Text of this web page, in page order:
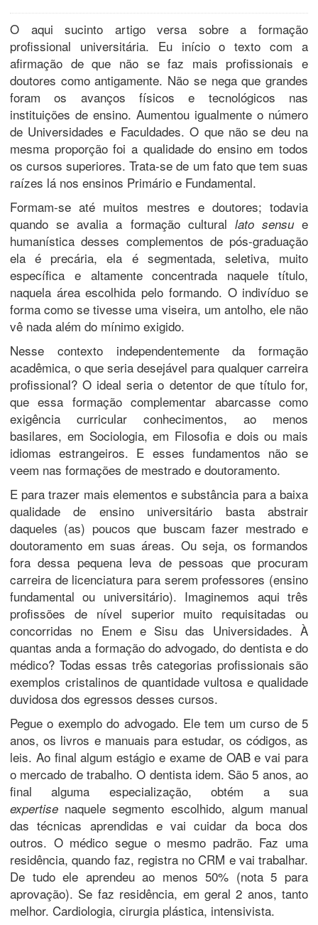
O aqui sucinto artigo versa sobre a formação
profissional universitária. Eu início o texto com a
afirmação de que não se faz mais profissionais e
doutores como antigamente. Não se nega que grandes
foram os avanços físicos e tecnológicos nas
instituições de ensino. Aumentou igualmente o número
de Universidades e Faculdades. O que não se deu na
mesma proporção foi a qualidade do ensino em todos
os cursos superiores. Trata-se de um fato que tem suas
raízes lá nos ensinos Primário e Fundamental.
Formam-se até muitos mestres e doutores; todavia
quando se avalia a formação cultural lato sensue
humanística desses complementos de pós-graduação
ela é precária, ela é segmentada, seletiva, muito
específica e altamente concentrada naquele título,
naquela área escolhida pelo formando. O indivíduo se
forma como se tivesse uma viseira, um antolho, ele não
vê nada além do mínimo exigido.
Nesse contexto independentemente da formação
acadêmica, o que seria desejável para qualquer carreira
profissional? O ideal seria o detentor de que título for,
que essa formação complementar abarcasse como
exigência curricular conhecimentos, ao menos
basilares, em Sociologia, em Filosofia e dois ou mais
idiomas estrangeiros. E esses fundamentos não se
veem nas formações de mestrado e doutoramento.
E para trazer mais elementos e substância para a baixa
qualidade de ensino universitário basta abstrair
daqueles (as) poucos que buscam fazer mestrado e
doutoramento em suas áreas. Ou seja, os formandos
fora dessa pequena leva de pessoas que procuram
carreira de licenciatura para serem professores (ensino
fundamental ou universitário). Imaginemos aqui três
profissões de nível superior muito requisitadas ou
concorridas no Enem e Sisu das Universidades. À
quantas anda a formação do advogado, do dentista e do
médico? Todas essas três categorias profissionais são
exemplos cristalinos de quantidade vultosa e qualidade
duvidosa dos egressos desses cursos.
Pegue o exemplo do advogado. Ele tem um curso de 5
anos, os livros e manuais para estudar, os códigos, as
leis. Ao final algum estágio e exame de OAB e vai para
o mercado de trabalho. O dentista idem. São 5 anos, ao
final alguma especialização, obtém a sua
expertise naquele segmento escolhido, algum manual
das técnicas aprendidas e vai cuidar da boca dos
outros. O médico segue o mesmo padrão. Faz uma
residência, quando faz, registra no CRM e vai trabalhar.
De tudo ele aprendeu ao menos 50% (nota 5 para
aprovação). Se faz residência, em geral 2 anos, tanto
melhor. Cardiologia, cirurgia plástica, intensivista.